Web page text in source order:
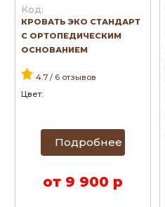
Код:
КРОВАТЬ ЭКО СТАНДАРТ
С ОРТОПЕДИЧЕСКИМ
ОСНОВАНИЕМ
4.7 / 6 отзывов
Цвет:
Подробнее
от 9 900 р